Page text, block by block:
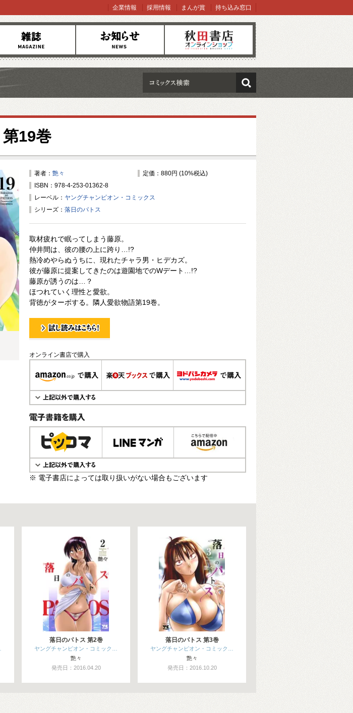
お知らせ オンラインショップ
企業情報 採用情報 まんが賞 持ち込み窓口
検索
第19巻
著者： 艶々
定価：880円 (10%税込)
ISBN：978-4-253-01362-8
レーベル： ヤングチャンピオン・コミックス
シリーズ： 落日のパトス
取材疲れで眠ってしまう藤原。
仲井間は、彼の腰の上に跨り…!?
熱冷めやらぬうちに、現れたチャラ男・ヒデカズ。
彼が藤原に提案してきたのは遊園地でのWデート…!?
藤原が誘うのは…？
ほつれていく理性と愛欲。
背徳がターボする。隣人愛欲物語第19巻。
オンライン書店で購入
電子書籍で購入
※ 電子書店によっては取り扱いがない場合もございます
落日のパトス 第2巻
ヤングチャンピオン・コミック…
艶々
発売日：2016.04.20
落日のパトス 第3巻
ヤングチャンピオン・コミック…
艶々
発売日：2016.10.20